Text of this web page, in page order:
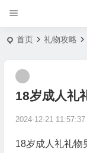
首页 礼物攻略
18岁成人礼
2024-12-21 11:57:37
18岁成人礼礼物